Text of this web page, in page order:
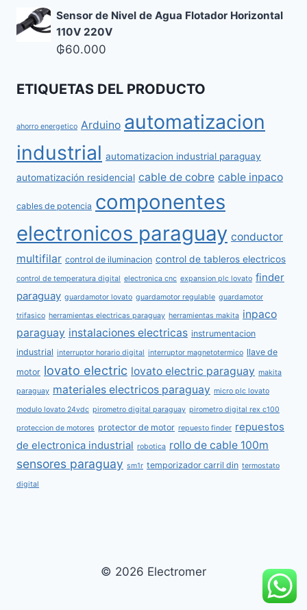
Sensor de Nivel de Agua Flotador Horizontal
110V 220V
₲60.000
ETIQUETAS DEL PRODUCTO
ahorro energetico Arduino automatizacion
industrial automatizacion industrial paraguay
automatización residencial cable de cobre cable inpaco
cables de potencia componentes
electronicos paraguay conductor
multifilar control de iluminacion control de tableros electricos
control de temperatura digital electronica cnc expansion plc lovato finder
paraguay guardamotor lovato guardamotor regulable guardamotor
trifasico herramientas electricas paraguay herramientas makita inpaco
paraguay instalaciones electricas instrumentacion
industrial interruptor horario digital interruptor magnetotermico llave de
motor lovato electric lovato electric paraguay makita
paraguay materiales electricos paraguay micro plc lovato
modulo lovato 24vdc pirometro digital paraguay pirometro digital rex c100
proteccion de motores protector de motor repuesto finder repuestos
de electronica industrial robotica rollo de cable 100m
sensores paraguay sm1r temporizador carril din termostato
digital
© 2026 Electromer